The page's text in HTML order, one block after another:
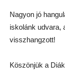
Nagyon jó
iskolánk udvara,
visszhangzott!
Köszönjük a